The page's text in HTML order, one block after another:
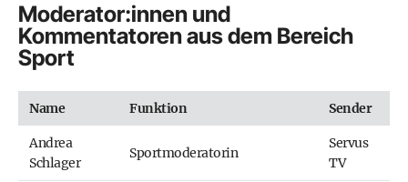
Moderator:innen und
Kommentatoren aus dem Bereich
Sport
Name Funktion Sender
Andrea
Schlager
Sportmoderatorin
Servus
TV